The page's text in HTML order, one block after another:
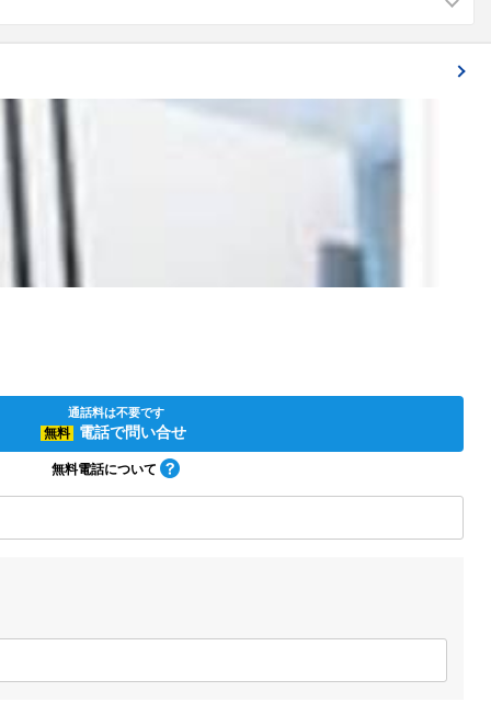
通話料は不要です
無料 電話で問い合せ
無料電話について